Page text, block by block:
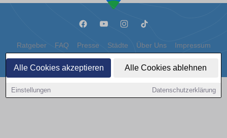
Alle Cookies akzeptieren Alle Cookies ablehnen
Einstellungen Datenschutzerklärung
Ratgeber FAQ Presse Städte Über Uns Impressum
Datenschutz Cookies
Copyright © 2000 - 2026 | 1A Infosysteme GmbH | Content by: 1a-sites-autos